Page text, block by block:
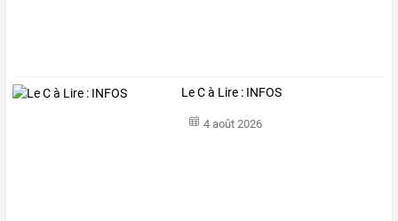
Le C à Lire : INFOS
4 août 2026